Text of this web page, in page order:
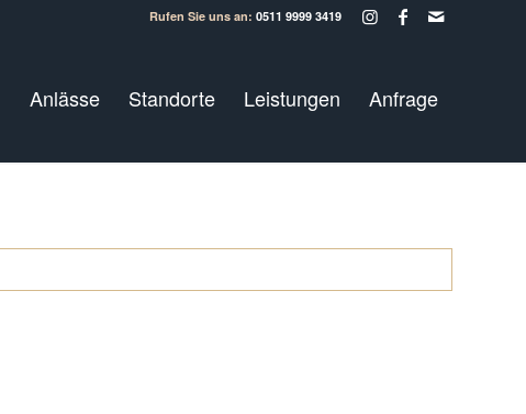
Rufen Sie uns an: 0511 9999 3419
Anlässe Standorte Leistungen Anfrage